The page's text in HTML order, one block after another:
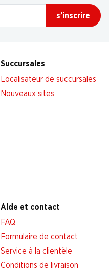
s’inscrire
Succursales
Localisateur de succursales
Nouveaux sites
Aide et contact
FAQ
Formulaire de contact
Service à la clientèle
Conditions de livraison